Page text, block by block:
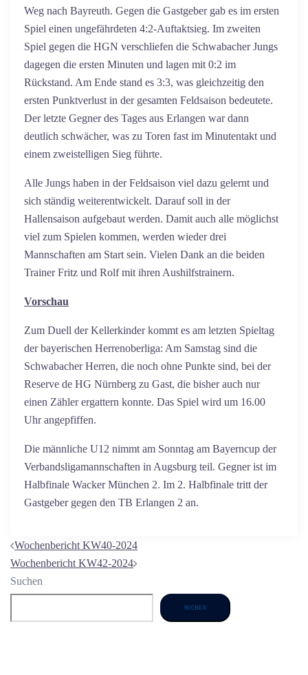
Weg nach Bayreuth. Gegen die Gastgeber gab es im ersten
Spiel einen ungefährdeten 4:2-Auftaktsieg. Im zweiten
Spiel gegen die HGN verschliefen die Schwabacher Jungs
dagegen die ersten Minuten und lagen mit 0:2 im
Rückstand. Am Ende stand es 3:3, was gleichzeitig den
ersten Punktverlust in der gesamten Feldsaison bedeutete.
Der letzte Gegner des Tages aus Erlangen war dann
deutlich schwächer, was zu Toren fast im Minutentakt und
einem zweistelligen Sieg führte.
Alle Jungs haben in der Feldsaison viel dazu gelernt und
sich ständig weiterentwickelt. Darauf soll in der
Hallensaison aufgebaut werden. Damit auch alle möglichst
viel zum Spielen kommen, werden wieder drei
Mannschaften am Start sein. Vielen Dank an die beiden
Trainer Fritz und Rolf mit ihren Aushilfstrainern.
Vorschau
Zum Duell der Kellerkinder kommt es am letzten Spieltag
der bayerischen Herrenoberliga: Am Samstag sind die
Schwabacher Herren, die noch ohne Punkte sind, bei der
Reserve de HG Nürnberg zu Gast, die bisher auch nur
einen Zähler ergattern konnte. Das Spiel wird um 16.00
Uhr angepfiffen.
Die männliche U12 nimmt am Sonntag am Bayerncup der
Verbandsligamannschaften in Augsburg teil. Gegner ist im
Halbfinale Wacker München 2. Im 2. Halbfinale tritt der
Gastgeber gegen den TB Erlangen 2 an.
Beitragsnavigation
Wochenbericht KW40-2024
Wochenbericht KW42-2024
Suchen
SUCHEN